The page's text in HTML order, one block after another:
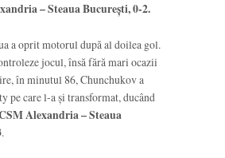
– Steaua București, 0-2.
a oprit motorul după al doilea gol.
jocul, însă fără mari ocazii
în minutul 86, Chunchukov a
pe care l-a și transformat, ducând
Alexandria – Steaua
.